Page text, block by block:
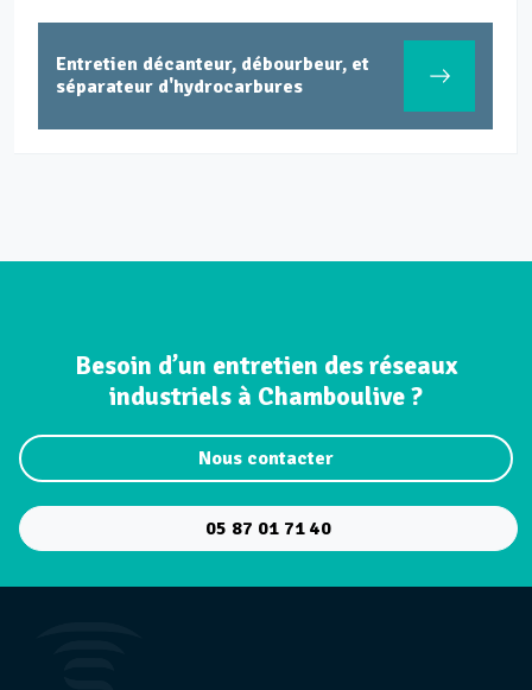
Entretien décanteur, débourbeur, et
séparateur d'hydrocarbures
Besoin d’un entretien des réseaux
industriels à Chamboulive ?
Nous contacter
05 87 01 71 40